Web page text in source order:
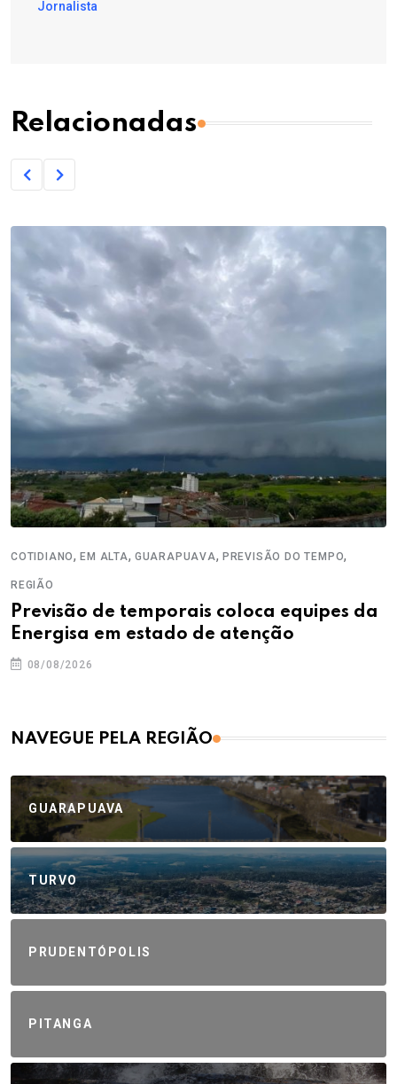
Jornalista
Relacionadas
COTIDIANO,EM ALTA, GUARAPUAVA, PREVISÃO DO TEMPO,
REGIÃO
Previsão de temporais coloca equipes da
Energisa em estado de atenção
08/08/2026
NAVEGUE PELA REGIÃO
GUARAPUAVA
TURVO
PRUDENTÓPOLIS
PITANGA